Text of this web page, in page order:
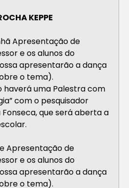
KEPPE
Apresentação de
e os alunos do
apresentarão a dança
o tema).
haverá uma Palestra com
com o pesquisador
que será aberta a
Apresentação de
e os alunos do
apresentarão a dança
o tema).